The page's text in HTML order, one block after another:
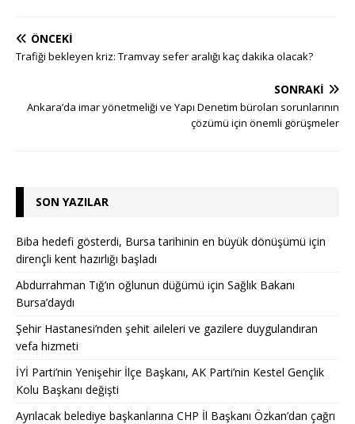
ÖNCEKI
Trafiği bekleyen kriz: Tramvay sefer aralığı kaç dakika olacak?
SONRAKI
Ankara’da imar yönetmeliği ve Yapı Denetim büroları sorunlarının
çözümü için önemli görüşmeler
SON YAZILAR
Biba hedefi gösterdi, Bursa tarihinin en büyük dönüşümü için
dirençli kent hazırlığı başladı
Abdurrahman Tığ’ın oğlunun düğümü için Sağlık Bakanı
Bursa’daydı
Şehir Hastanesi’nden şehit aileleri ve gazilere duygulandıran
vefa hizmeti
İYİ Parti’nin Yenişehir İlçe Başkanı, AK Parti’nin Kestel Gençlik
Kolu Başkanı değişti
Ayrılacak belediye başkanlarına CHP İl Başkanı Özkan’dan çağrı